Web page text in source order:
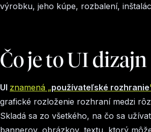
výrobku, jeho kúpe, rozbalení,
Čo je to UI dizajn
UI znamená „používateľské rozhranie
grafické rozloženie rozhraní medzi
Skladá sa zo všetkého, na čo sa